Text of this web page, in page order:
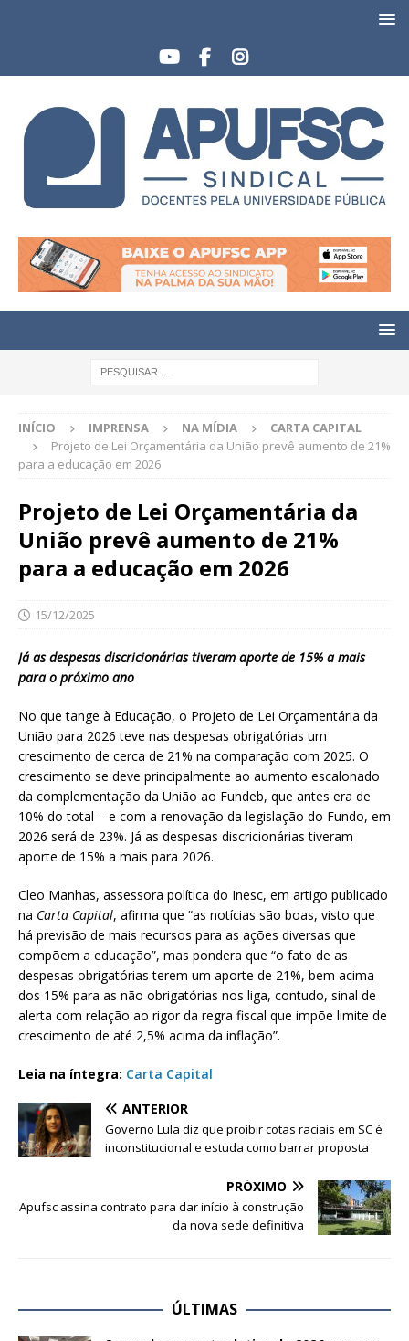
INÍCIO IMPRENSA NA MÍDIA
CARTA CAPITAL
Projeto de Lei Orçamentária da União prevê aumento de 21%
para a educação em 2026
Projeto de Lei Orçamentária da
União prevê aumento de 21%
para a educação em 2026
15/12/2025
Já as despesas discricionárias tiveram aporte de 15% a mais
para o próximo ano
No que tange à Educação, o Projeto de Lei Orçamentária da
União para 2026 teve nas despesas obrigatórias um
crescimento de cerca de 21% na comparação com 2025. O
crescimento se deve principalmente ao aumento escalonado
da complementação da União ao Fundeb, que antes era de
10% do total – e com a renovação da legislação do Fundo, em
2026 será de 23%. Já as despesas discricionárias tiveram
aporte de 15% a mais para 2026.
Cleo Manhas, assessora política do Inesc, em artigo publicado
na Carta Capital, afirma que “as notícias são boas, visto que
há previsão de mais recursos para as ações diversas que
compõem a educação”, mas pondera que “o fato de as
despesas obrigatórias terem um aporte de 21%, bem acima
dos 15% para as não obrigatórias nos liga, contudo, sinal de
alerta com relação ao rigor da regra fiscal que impõe limite de
crescimento de até 2,5% acima da inflação”.
Leia na íntegra: Carta Capital
ANTERIOR
Governo Lula diz que proibir cotas raciais em SC é
inconstitucional e estuda como barrar proposta
PRÓXIMO
Apufsc assina contrato para dar início à construção
da nova sede definitiva
ÚLTIMAS